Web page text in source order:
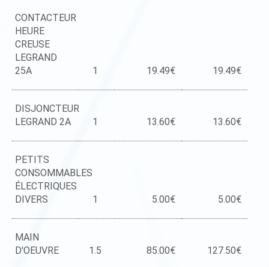
CONTACTEUR
HEURE
CREUSE
LEGRAND
25A
1 19.49€ 19.49€
DISJONCTEUR
LEGRAND 2A
1 13.60€ 13.60€
PETITS
CONSOMMABLES
ÉLECTRIQUES
DIVERS
1 5.00€ 5.00€
MAIN
D'OEUVRE
1.5 85.00€ 127.50€